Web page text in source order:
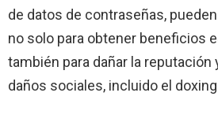
de datos de contraseñas,
no solo para obtener beneficios
también para dañar la reputación
daños sociales, incluido el